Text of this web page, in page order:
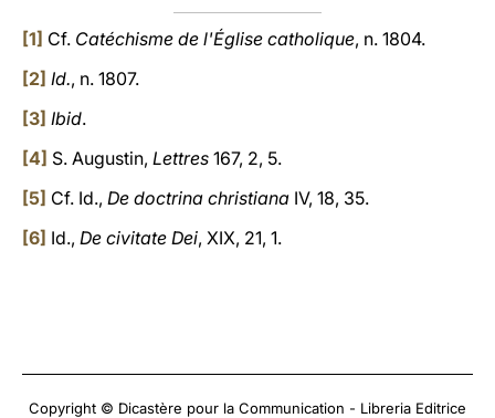
[1] Cf. Catéchisme de l'Église catholique, n. 1804.
[2] Id., n. 1807.
[3] Ibid.
[4] S. Augustin, Lettres 167, 2, 5.
[5] Cf. Id., De doctrina christiana IV, 18, 35.
[6] Id., De civitate Dei, XIX, 21, 1.
Copyright © Dicastère pour la Communication - Libreria Editrice